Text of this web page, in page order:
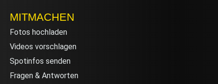
MITMACHEN
Fotos hochladen
Videos vorschlagen
Spotinfos senden
Fragen & Antworten